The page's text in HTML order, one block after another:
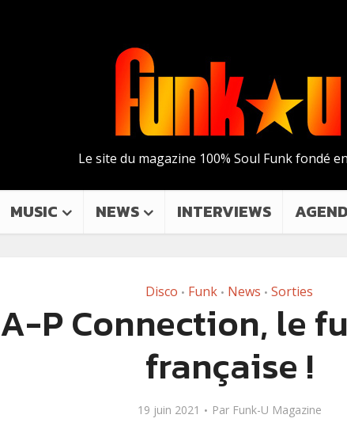
Le site du magazine 100% Soul Funk fondé
MUSIC NEWS INTERVIEWS
Disco • Funk • News • Sorties
A-P Connection, le
française !
19 juin 2021 Par Funk-U Magazine